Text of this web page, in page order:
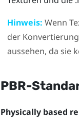
Hinweis: Wenn
der
aussehen, da sie
PBR-
Physically based